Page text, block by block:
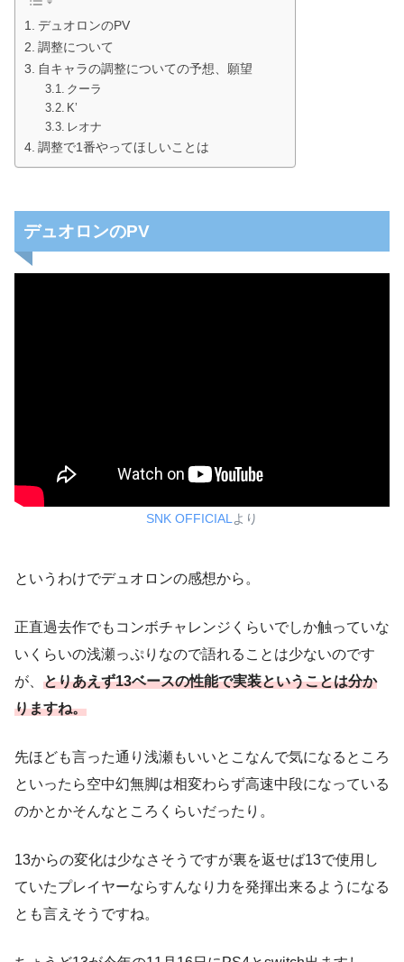
デュオロンのPV
調整について
自キャラの調整についての予想、願望
クーラ
K’
レオナ
調整で1番やってほしいことは
デュオロンのPV
SNK OFFICIAL より
というわけでデュオロンの感想から。
正直過去作でもコンボチャレンジくらいでしか触っていな
いくらいの浅瀬っぷりなので語れることは少ないのです
が、 とりあえず13ベースの性能で実装ということは分か
りますね。
先ほども言った通り浅瀬もいいとこなんで気になるところ
といったら空中幻無脚は相変わらず高速中段になっている
のかとかそんなところくらいだったり。
13からの変化は少なさそうですが裏を返せば13で使用し
ていたプレイヤーならすんなり力を発揮出来るようになる
とも言えそうですね。